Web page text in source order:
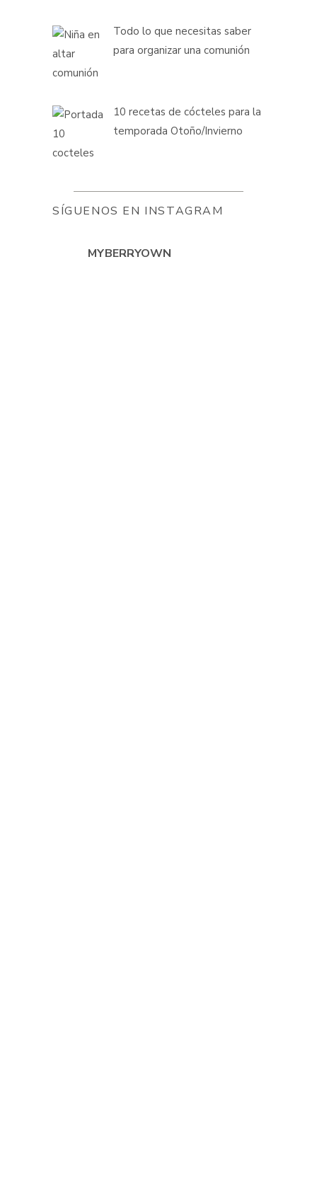
Todo lo que necesitas saber
para organizar una comunión
10 recetas de cócteles para la
temporada Otoño/Invierno
SÍGUENOS EN INSTAGRAM
MYBERRYOWN